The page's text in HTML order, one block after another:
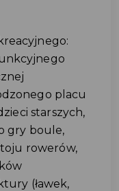
placu
starszych,
gry boule,
rowerów,
(ławek,